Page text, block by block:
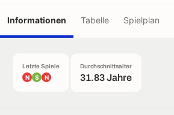
Informationen Tabelle Spielplan
Letzte Spiele
N S N
Durchschnittsalter
31.83 Jahre